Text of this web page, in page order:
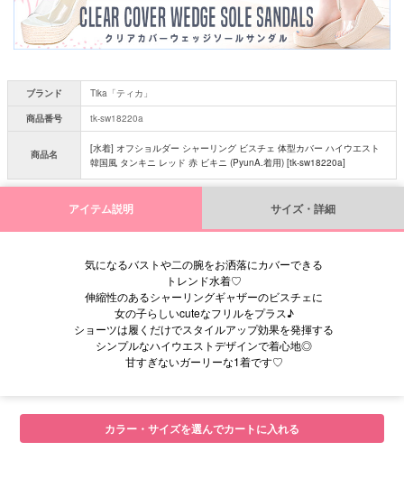
ブランド
Tika「ティカ」
商品番号
tk-sw18220a
商品名
[水着] オフショルダー シャーリング ビスチェ 体型カバー ハイウエスト
韓国風 タンキニ レッド 赤 ビキニ (PyunA.着用) [tk-sw18220a]
アイテム説明 サイズ・詳細
気になるバストや二の腕をお洒落にカバーできる
トレンド水着♡
伸縮性のあるシャーリングギャザーのビスチェに
女の子らしいcuteなフリルをプラス♪
ショーツは履くだけでスタイルアップ効果を発揮する
シンプルなハイウエストデザインで着心地◎
甘すぎないガーリーな1着です♡
カラー・サイズを選んでカートに入れる